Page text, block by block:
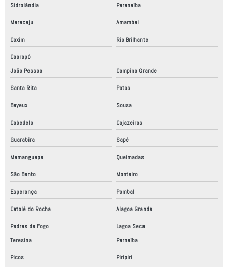
Sidrolândia Paranaíba
Maracaju Amambai
Coxim Rio Brilhante
Caarapó
João Pessoa
Campina Grande
Santa Rita Patos
Bayeux Sousa
Cabedelo Cajazeiras
Guarabira Sapé
Mamanguape Queimadas
São Bento Monteiro
Esperança Pombal
Catolé do Rocha Alagoa Grande
Pedras de Fogo
Lagoa Seca
Teresina
Parnaíba
Picos Piripiri